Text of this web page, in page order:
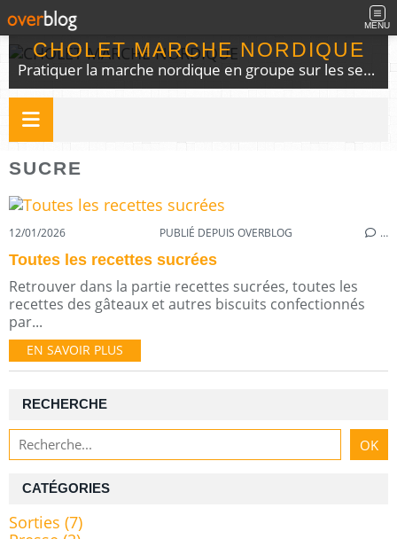
MENU
CHOLET MARCHE NORDIQUE
Pratiquer la marche nordique en groupe sur les sentiers du choletais
SUCRE
12/01/2026 PUBLIÉ DEPUIS OVERBLOG …
Toutes les recettes sucrées
Retrouver dans la partie recettes sucrées, toutes les
recettes des gâteaux et autres biscuits confectionnés
par...
EN SAVOIR PLUS
RECHERCHE
CATÉGORIES
Sorties (7)